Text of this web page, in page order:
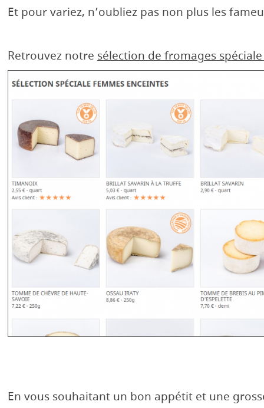
Et pour variez, n’oubliez pas non plus les
Retrouvez notresélection de fromages
En vous souhaitant un bon appétit et une